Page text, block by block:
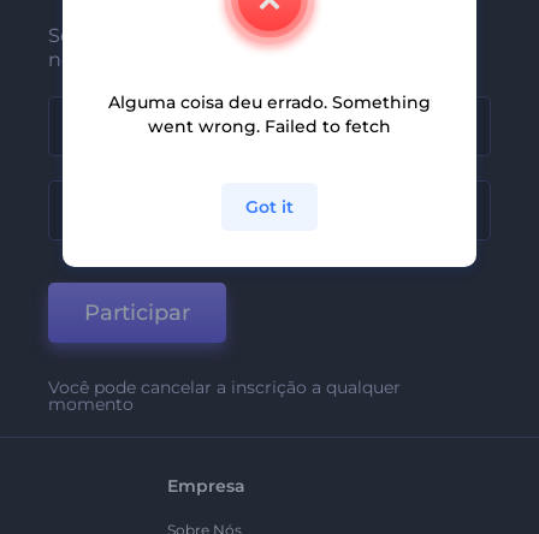
Seja um dos primeiros a receber
nossas últimas novidades e ofertas
Participar
Você pode cancelar a inscrição a qualquer
momento
Empresa
Sobre Nós
Alguma coisa deu errado. Something
went wrong. Failed to fetch
Got it